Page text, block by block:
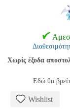
Χωρίς έξοδα
Εδώ θα
Wishlist